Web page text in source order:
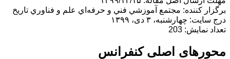
برگزار کننده: مجتمع آموزشي فني و حرفه‌اي علم و فناوري تاریخ
درج سایت: چهارشنبه، ۳ دی، ۱۳۹۹
تعداد نمایش: 203
محورهای اصلی کنفرانس